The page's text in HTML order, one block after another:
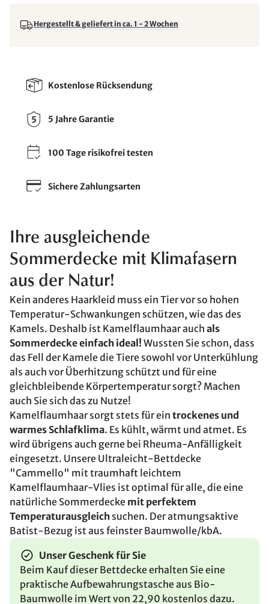
Hergestellt & geliefert in ca. 1 - 2 Wochen
Kostenlose Rücksendung
5 Jahre Garantie
100 Tage risikofrei testen
Sichere Zahlungsarten
Ihre ausgleichende
Sommerdecke mit Klimafasern
aus der Natur!
Kein anderes Haarkleid muss ein Tier vor so hohen
Temperatur-Schwankungen schützen, wie das des
Kamels. Deshalb ist Kamelflaumhaar auch als
Sommerdecke einfach ideal! Wussten Sie schon, dass
das Fell der Kamele die Tiere sowohl vor Unterkühlung
als auch vor Überhitzung schützt und für eine
gleichbleibende Körpertemperatur sorgt? Machen
auch Sie sich das zu Nutze!
Kamelflaumhaar sorgt stets für ein trockenes und
warmes Schlafklima. Es kühlt, wärmt und atmet. Es
wird übrigens auch gerne bei Rheuma-Anfälligkeit
eingesetzt. Unsere Ultraleicht-Bettdecke
"Cammello" mit traumhaft leichtem
Kamelflaumhaar-Vlies ist optimal für alle, die eine
natürliche Sommerdecke mit perfektem
Temperaturausgleich suchen. Der atmungsaktive
Batist-Bezug ist aus feinster Baumwolle/kbA.
Unser Geschenk für Sie
Beim Kauf dieser Bettdecke erhalten Sie eine
praktische Aufbewahrungstasche aus Bio-
Baumwolle im Wert von 22,90 kostenlos dazu.